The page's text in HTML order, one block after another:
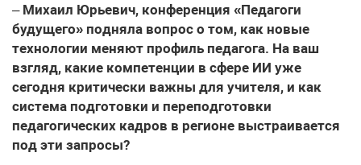
–Михаил Юрьевич, конференция «Педагоги
будущего» подняла вопрос о том, как новые
технологии меняют профиль педагога. На ваш
взгляд, какие компетенции в сфере ИИ уже
сегодня критически важны для учителя, и как
система подготовки и переподготовки
педагогических кадров в регионе выстраивается
под эти запросы?